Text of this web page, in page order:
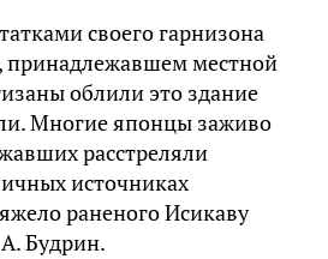
своего гарнизона
принадлежавшем местной
облили это здание
Многие японцы заживо
расстреляли
источниках
раненого Исикаву
Будрин.